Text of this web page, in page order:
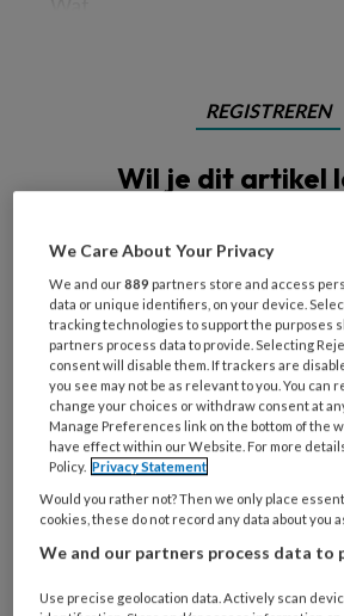
REGISTREREN
Wil je dit artikel
artikelen gratis per
Al een account of
Wat
is
je
e-
mailadres?
* *
Kies
je
wachtwoord*
je
We Care About Your Privacy
We and our889 partners store and access
data or unique identifiers, on your device.
tracking technologies to support the purposes
partners process data to provide. Selecting
consent will disable them. If trackers are
you see may not be as relevant to you. You can
change your choices or withdraw consent at
Manage Preferences link on the bottom of the
have effect within our Website. For more
Policy. Privacy Statement
Would you rather not? Then we only place
cookies, these do not record any data about you
We and our partners process data to
Use precise geolocation data. Actively scan